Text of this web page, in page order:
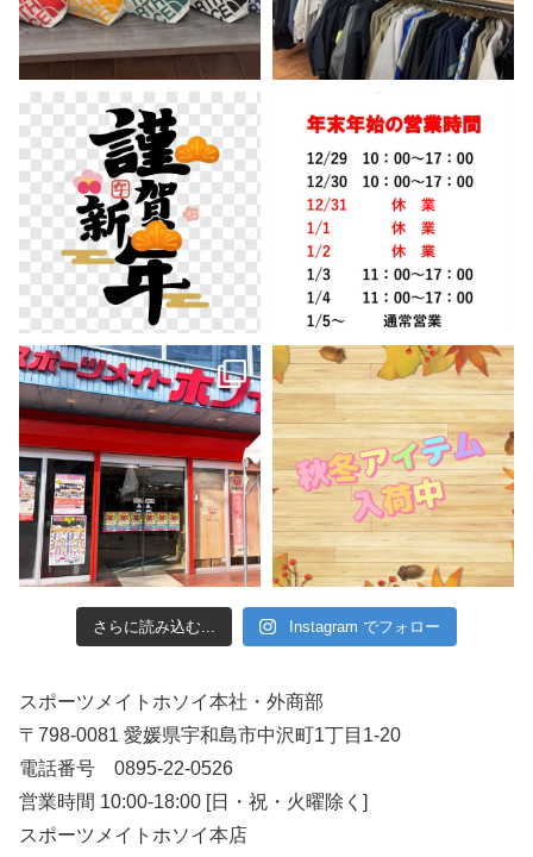
さらに読み込む... Instagram でフォロー
スポーツメイトホソイ本社・外商部
〒798-0081 愛媛県宇和島市中沢町1丁目1-20
電話番号 0895-22-0526
営業時間 10:00-18:00 [日・祝・火曜除く]
スポーツメイトホソイ本店